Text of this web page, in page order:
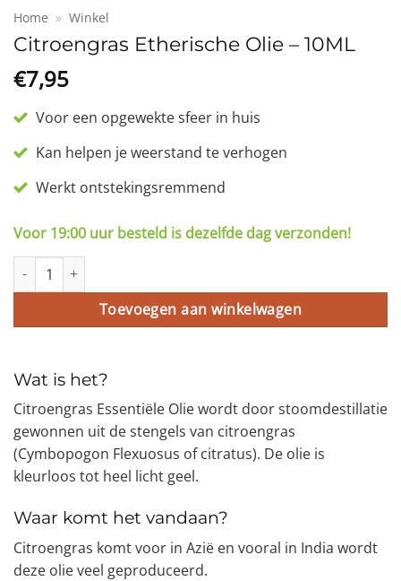
Home » Winkel
Citroengras Etherische Olie – 10ML
€7,95
Voor een opgewekte sfeer in huis
Kan helpen je weerstand te verhogen
Werkt ontstekingsremmend
Voor 19:00 uur besteld is dezelfde dag verzonden!
Citroengras Etherische Olie - 10ML aantal
Toevoegen aan winkelwagen
Wat is het?
Citroengras Essentiële Olie wordt door stoomdestillatie
gewonnen uit de stengels van citroengras
(Cymbopogon Flexuosus of citratus). De olie is
kleurloos tot heel licht geel.
Waar komt het vandaan?
Citroengras komt voor in Azië en vooral in India wordt
deze olie veel geproduceerd.